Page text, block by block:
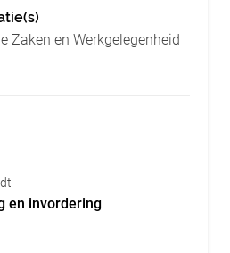
Zaken en Werkgelegenheid
en invordering